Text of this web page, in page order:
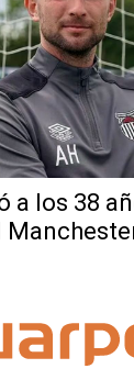
a los 38